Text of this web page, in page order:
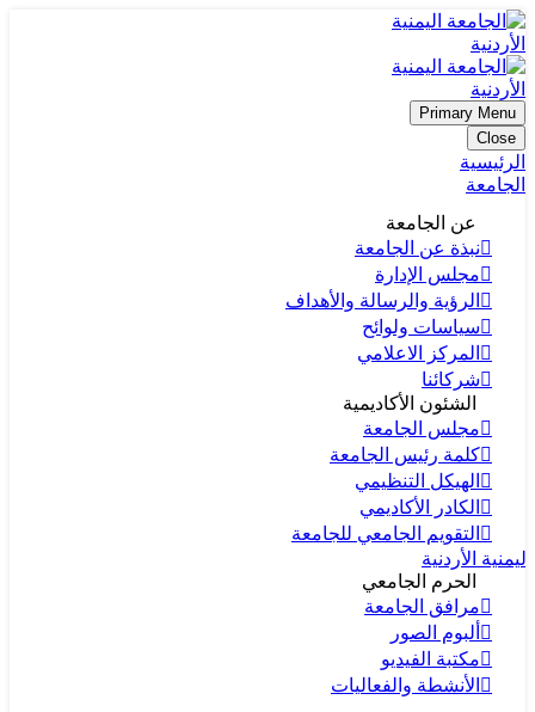
Primary Menu
Close
الرئيسية
الجامعة
عن الجامعة
نبذة عن الجامعة
مجلس الإدارة
الرؤية والرسالة والأهداف
سياسات ولوائح
المركز الاعلامي
شركائنا
الشئون الأكاديمية
مجلس الجامعة
كلمة رئيس الجامعة
الهيكل التنظيمي
الكادر الأكاديمي
التقويم الجامعي للجامعة
اليمنية الأردنية
الحرم الجامعي
مرافق الجامعة
ألبوم الصور
مكتبة الفيديو
الأنشطة والفعاليات